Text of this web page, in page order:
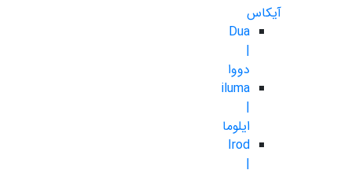
آیکاس
Dua
|
دووا
iluma
|
ایلوما
Irod
|